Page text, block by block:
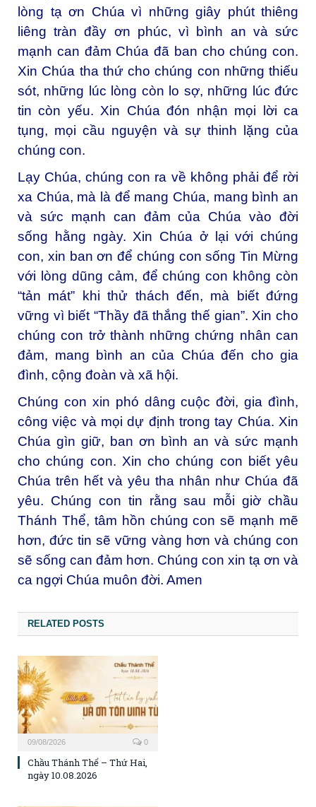
lòng tạ ơn Chúa vì những giây phút thiêng
liêng tràn đầy ơn phúc, vì bình an và sức
mạnh can đảm Chúa đã ban cho chúng con.
Xin Chúa tha thứ cho chúng con những thiếu
sót, những lúc lòng còn lo sợ, những lúc đức
tin còn yếu. Xin Chúa đón nhận mọi lời ca
tụng, mọi cầu nguyện và sự thinh lặng của
chúng con.
Lạy Chúa, chúng con ra về không phải để rời
xa Chúa, mà là để mang Chúa, mang bình an
và sức mạnh can đảm của Chúa vào đời
sống hằng ngày. Xin Chúa ở lại với chúng
con, xin ban ơn để chúng con sống Tin Mừng
với lòng dũng cảm, để chúng con không còn
“tản mát” khi thử thách đến, mà biết đứng
vững vì biết “Thầy đã thắng thế gian”. Xin cho
chúng con trở thành những chứng nhân can
đảm, mang bình an của Chúa đến cho gia
đình, cộng đoàn và xã hội.
Chúng con xin phó dâng cuộc đời, gia đình,
công việc và mọi dự định trong tay Chúa. Xin
Chúa gìn giữ, ban ơn bình an và sức mạnh
cho chúng con. Xin cho chúng con biết yêu
Chúa trên hết và yêu tha nhân như Chúa đã
yêu. Chúng con tin rằng sau mỗi giờ chầu
Thánh Thể, tâm hồn chúng con sẽ mạnh mẽ
hơn, đức tin sẽ vững vàng hơn và chúng con
sẽ sống can đảm hơn. Chúng con xin tạ ơn và
ca ngợi Chúa muôn đời. Amen
RELATED POSTS
09/08/2026 0
Chầu Thánh Thể – Thứ Hai,
ngày 10.08.2026